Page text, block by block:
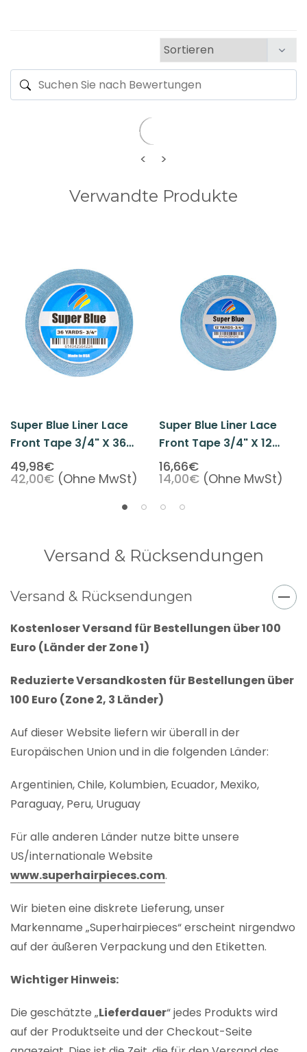
< >
Verwandte Produkte
Super Blue Liner Lace
Front Tape 3/4" X 36
Yards
49,98€
42,00€ (Ohne MwSt)
Super Blue Liner Lace
Front Tape 3/4" X 12
Yards
16,66€
14,00€ (Ohne MwSt)
Versand & Rücksendungen
Versand & Rücksendungen
Kostenloser Versand für Bestellungen über 100
Euro (Länder der Zone 1)
Reduzierte Versandkosten für Bestellungen über
100 Euro (Zone 2, 3 Länder)
Auf dieser Website liefern wir überall in der
Europäischen Union und in die folgenden Länder:
Argentinien, Chile, Kolumbien, Ecuador, Mexiko,
Paraguay, Peru, Uruguay
Für alle anderen Länder nutze bitte unsere
US/internationale Website
www.superhairpieces.com.
Wir bieten eine diskrete Lieferung, unser
Markenname „Superhairpieces“ erscheint nirgendwo
auf der äußeren Verpackung und den Etiketten.
Wichtiger Hinweis:
Die geschätzte „Lieferdauer“ jedes Produkts wird
auf der Produktseite und der Checkout-Seite